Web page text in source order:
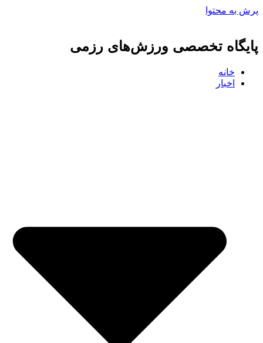
پرش به محتوا
پایگاه تخصصی ورزش‌های رزمی
خانه
اخبار